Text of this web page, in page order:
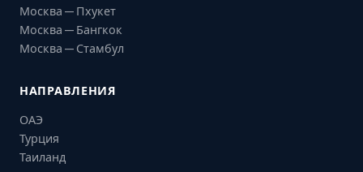
Москва — Пхукет
Москва — Бангкок
Москва — Стамбул
НАПРАВЛЕНИЯ
ОАЭ
Турция
Таиланд